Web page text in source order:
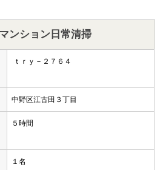
ンション日常清掃
ｔｒｙ－２７６４
中野区江古田３丁目
５時間
１名